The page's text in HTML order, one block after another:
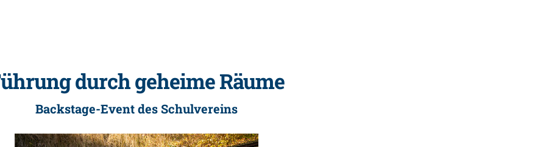
durch geheime Räume
Backstage-Event des Schulvereins